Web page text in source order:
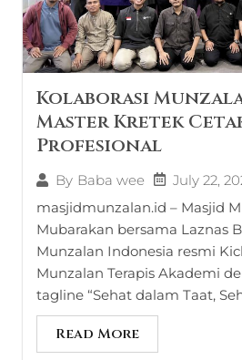
Kolaborasi
Master Kretek
Profesional
By Baba wee July 22,
masjidmunzalan.id – Masjid
Mubarakan bersama Laznas
Munzalan Indonesia resmi
Munzalan Terapis Akademi
tagline “Sehat dalam Taat,
Read More